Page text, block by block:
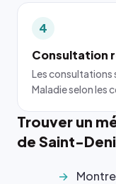
4
Consultation
Les consultations
Maladie selon les
Trouver un
de Saint-